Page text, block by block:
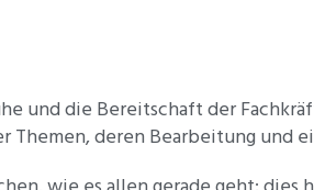
und die Bereitschaft der
deren Bearbeitung und